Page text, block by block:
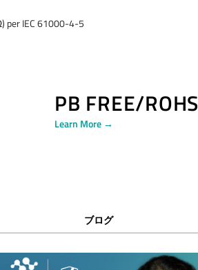
per IEC 61000-4-5
PB FREE/ROHS
Learn More →
ブログ